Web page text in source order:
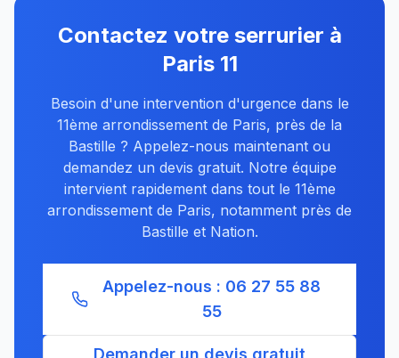
Contactez votre serrurier à
Paris 11
Besoin d'une intervention d'urgence dans le
11ème arrondissement de Paris, près de la
Bastille ? Appelez-nous maintenant ou
demandez un devis gratuit. Notre équipe
intervient rapidement dans tout le 11ème
arrondissement de Paris, notamment près de
Bastille et Nation.
Appelez-nous : 06 27 55 88
55
Demander un devis gratuit